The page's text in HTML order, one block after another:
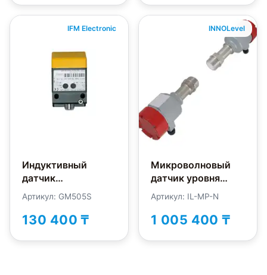
IFM Electronic
Индуктивный
датчик
безопасности IFM
Electronic GM505S
Артикул: GM505S
130 400 ₸
INNOLevel
Микроволновый
датчик уровня
INNOLevel IL-MP-N
Артикул: IL-MP-N
1 005 400 ₸